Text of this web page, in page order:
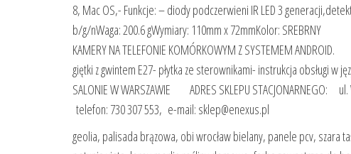
8, Mac OS,- Funkcje: – diody podczerwieni IR LED 3
b/g/nWaga: 200.6 gWymiary: 110mm x 72mmKolor: SREBRNY
KAMERY NA TELEFONIE KOMÓRKOWYM Z SYSTEMEM
giętki z gwintem E27- płytka ze sterownikami- instrukcja obsługi w
SALONIE W WARSZAWIE ADRES SKLEPU STACJONARNEGO:
telefon: 730 307 553, e-mail: sklep@enexus.pl
geolia, palisada brązowa, obi wrocław bielany, panele pcv, szara